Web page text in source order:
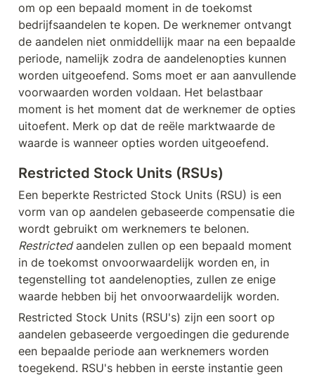
om op een bepaald moment in de toekomst
bedrijfsaandelen te kopen. De werknemer ontvangt
de aandelen niet onmiddellijk maar na een bepaalde
periode, namelijk zodra de aandelenopties kunnen
worden uitgeoefend. Soms moet er aan aanvullende
voorwaarden worden voldaan. Het belastbaar
moment is het moment dat de werknemer de opties
uitoefent. Merk op dat de reële marktwaarde de
waarde is wanneer opties worden uitgeoefend.
Restricted Stock Units (RSUs)
Een beperkte Restricted Stock Units (RSU) is een
vorm van op aandelen gebaseerde compensatie die
Restricted aandelen zullen op een bepaald moment
in de toekomst onvoorwaardelijk worden en, in
tegenstelling tot aandelenopties, zullen ze enige
waarde hebben bij het onvoorwaardelijk worden.
Restricted Stock Units (RSU's) zijn een soort op
aandelen gebaseerde vergoedingen die gedurende
een bepaalde periode aan werknemers worden
toegekend. RSU's hebben in eerste instantie geen